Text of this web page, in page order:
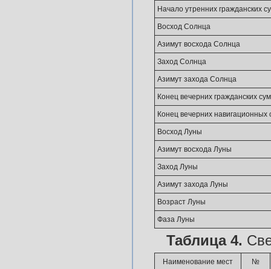
Начало утренних гражданских
Восход Солнца
Азимут восхода Солнца
Заход Солнца
Азимут захода Солнца
Конец вечерних гражданских
Конец вечерних навигационных
Восход Луны
Азимут восхода Луны
Заход Луны
Азимут захода Луны
Возраст Луны
Фаза Луны
Таблица 4.
Наименование мест
№